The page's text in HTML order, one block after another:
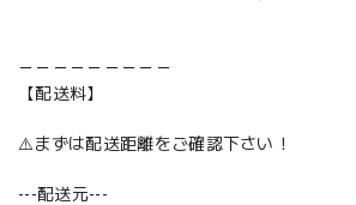
－－－－－－－－－
【配送料】
⚠️まずは配送距離をご確認下さい！
---配送元---